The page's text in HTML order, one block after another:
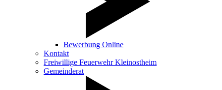
Bewerbung Online
Kontakt
Freiwillige Feuerwehr Kleinostheim
Gemeinderat